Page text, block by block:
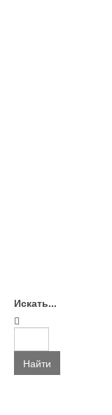
Искать...
Найти